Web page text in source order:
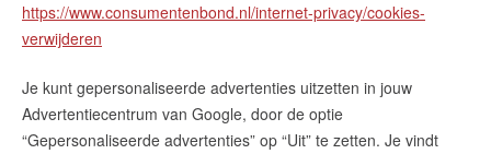
https://www.consumentenbond.nl/internet-privacy/cookies-
verwijderen
Je kunt gepersonaliseerde advertenties uitzetten in jouw
Advertentiecentrum van Google, door de optie
“Gepersonaliseerde advertenties” op “Uit” te zetten. Je vindt